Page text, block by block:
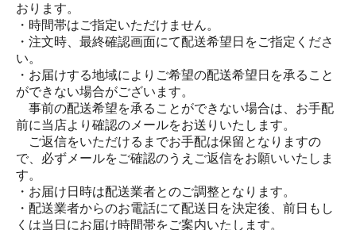
おります。
・時間帯はご指定いただけません。
・注文時、最終確認画面にて配送希望日をご指定くださ
い。
・お届けする地域によりご希望の配送希望日を承ること
ができない場合がございます。
事前の配送希望を承ることができない場合は、お手配
前に当店より確認のメールをお送りいたします。
ご返信をいただけるまでお手配は保留となりますの
で、必ずメールをご確認のうえご返信をお願いいたしま
す。
・お届け日時は配送業者とのご調整となります。
・配送業者からのお電話にて配送日を決定後、前日もし
くは当日にお届け時間帯をご案内いたします。